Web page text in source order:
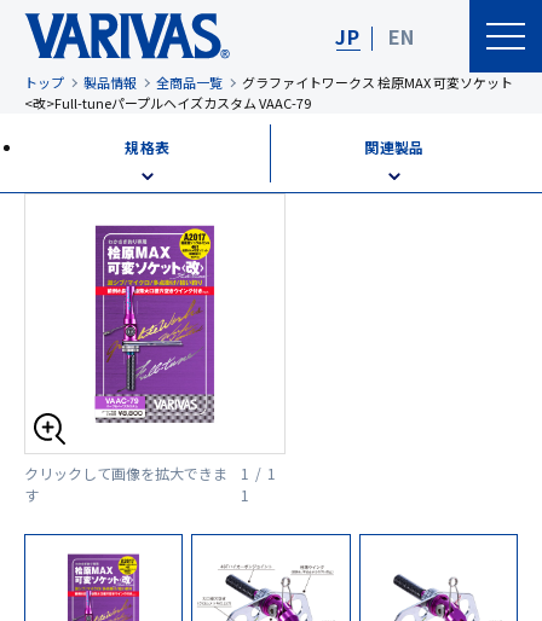
JP EN
トップ 製品情報 全商品一覧
グラファイトワークス 桧原MAX 可変ソケット
<改>Full-tuneパープルヘイズカスタム VAAC-79
規格表 関連製品
クリックして画像を拡大できま
す
1 / 1
1